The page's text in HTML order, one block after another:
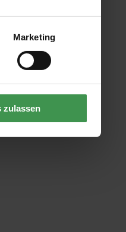
Marketing
zulassen